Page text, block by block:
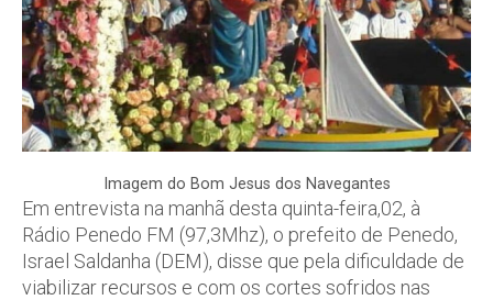
Imagem do Bom Jesus dos Navegantes
Em entrevista na manhã desta quinta-feira,02, à
Rádio Penedo FM (97,3Mhz), o prefeito de Penedo,
Israel Saldanha (DEM), disse que pela dificuldade de
viabilizar recursos e com os cortes sofridos nas